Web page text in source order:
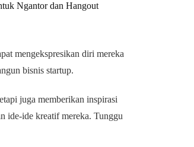
Ngantor dan Hangout
mengekspresikan diri mereka
bisnis startup.
juga memberikan inspirasi
ide-ide kreatif mereka. Tunggu